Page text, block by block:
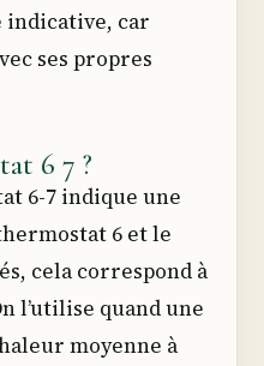
indicative, car
ses propres
6 7 ?
6-7 indique une
6 et le
cela correspond à
l’utilise quand une
moyenne à